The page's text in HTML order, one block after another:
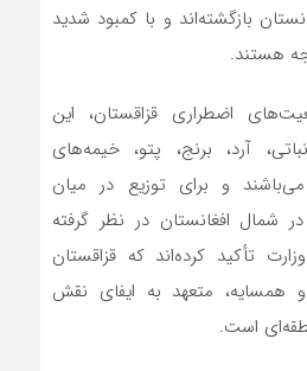
بازگشته‌اند و با کمبود شدید
هستند.
اضطراری قزاقستان، این
آرد، برنج، پتو، خیمه‌های
و برای توزیع در میان
شمال افغانستان در نظر گرفته
تأکید کرده‌اند که قزاقستان
همسایه، متعهد به ایفای نقش
است.